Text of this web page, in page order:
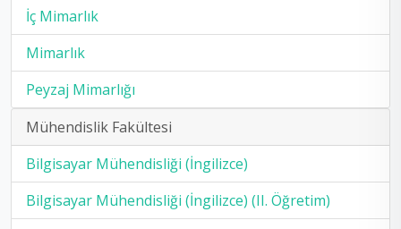
İç Mimarlık
Mimarlık
Peyzaj Mimarlığı
Mühendislik Fakültesi
Bilgisayar Mühendisliği (İngilizce)
Bilgisayar Mühendisliği (İngilizce) (II. Öğretim)